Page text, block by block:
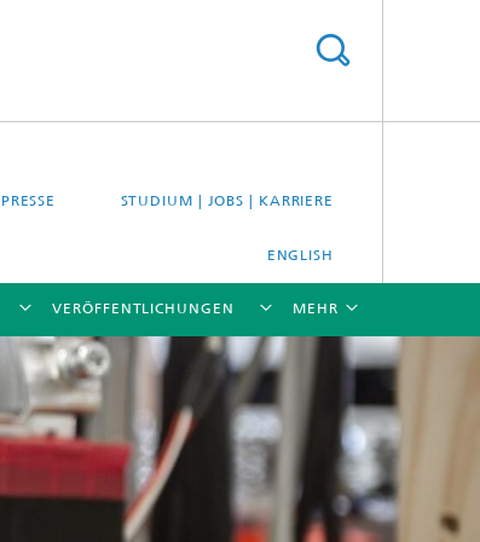
PRESSE STUDIUM | JOBS | KARRIERE
ENGLISH
VERÖFFENTLICHUNGEN MEHR